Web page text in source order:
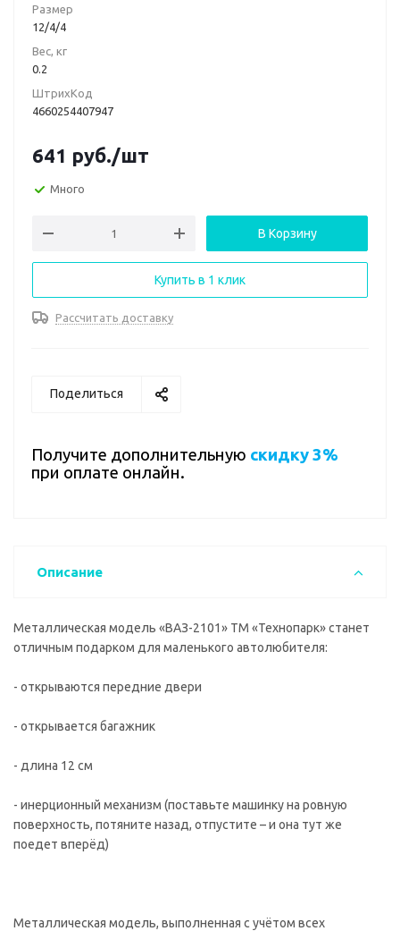
Размер
12/4/4
Вес, кг
0.2
ШтрихКод
4660254407947
641 руб./шт
Много
В Корзину
Купить в 1 клик
Рассчитать доставку
Поделиться
Получите дополнительную скидку 3%
при оплате онлайн.
Описание
Металлическая модель «ВАЗ-2101» ТМ «Технопарк» станет
отличным подарком для маленького автолюбителя:
- открываются передние двери
- открывается багажник
- длина 12 см
- инерционный механизм (поставьте машинку на ровную
поверхность, потяните назад, отпустите – и она тут же
поедет вперёд)
Металлическая модель, выполненная с учётом всех